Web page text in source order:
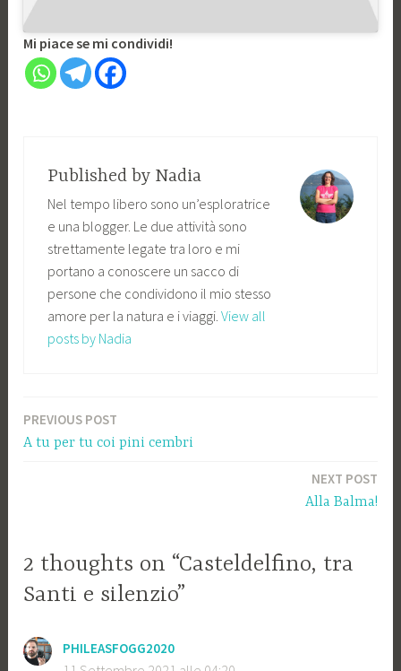
Mi piace se mi condividi!
Published by Nadia
Nel tempo libero sono un’esploratrice
e una blogger. Le due attività sono
strettamente legate tra loro e mi
portano a conoscere un sacco di
persone che condividono il mio stesso
amore per la natura e i viaggi. View all
posts by Nadia
Navigazione
articoli
PREVIOUS POST
A tu per tu coi pini cembri
NEXT POST
Alla Balma!
2 thoughts on “Casteldelfino, tra
Santi e silenzio”
PHILEASFOGG2020